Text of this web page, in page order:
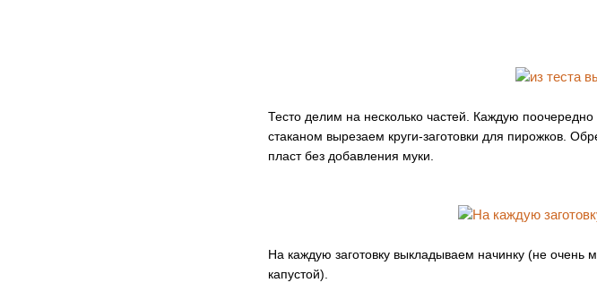
Тесто делим на несколько частей. Каждую
стаканом вырезаем круги-заготовки для пирожков.
пласт без добавления муки.
На каждую заготовку выкладываем начинку (не
капустой).